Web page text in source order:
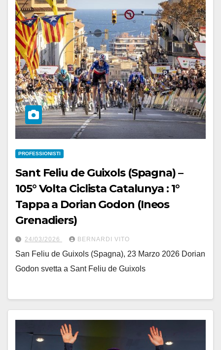
PROFESSIONISTI
Sant Feliu de Guixols (Spagna) –
105° Volta Ciclista Catalunya : 1°
Tappa a Dorian Godon (Ineos
Grenadiers)
24/03/2026 BERNARDI VITO
San Feliu de Guixols (Spagna), 23 Marzo 2026 Dorian
Godon svetta a Sant Feliu de Guixols